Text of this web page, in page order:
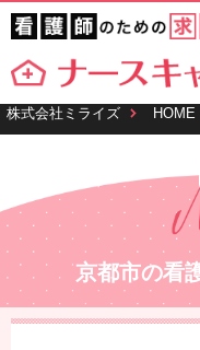
株式会社ミライズ HOME
京都市の看